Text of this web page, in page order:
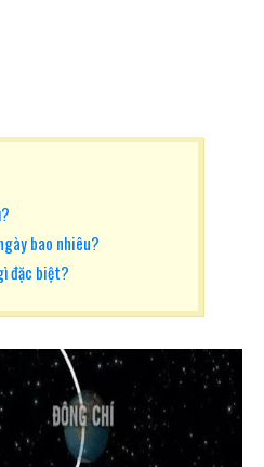
bao nhiêu?
đặc biệt?